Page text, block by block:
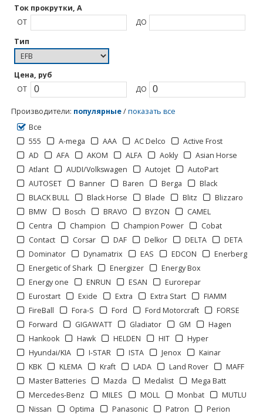
Ток прокрутки, А
ОТ
ДО
Тип
Цена, руб
ОТ
ДО
Производители: популярные/показать все
Все
555
A-mega AAA AC Delco
Active Frost
AD
AFA AKOM ALFA Aokly
Asian Horse
Atlant
AUDI/Volkswagen Autojet
AutoPart
AUTOSET
Banner Baren Berga
Black
BLACK BULL
Black Horse Blade Blitz
Blizzaro
BMW
Bosch BRAVO BYZON
CAMEL
Centra
Champion Champion Power
Cobat
Contact
Corsar DAF Delkor DELTA
DETA
Dominator
Dynamatrix EAS EDCON
Enerberg
Energetic of Shark
Energizer
Energy Box
Energy one
ENRUN ESAN
Eurorepar
Eurostart
Exide Extra Extra Start
FIAMM
FireBall
Fora-S Ford Ford Motorcraft
FORSE
Forward
GIGAWATT Gladiator GM
Hagen
Hankook
Hawk HELDEN HIT
Hyper
Hyundai/KIA
I-STAR ISTA Jenox
Kainar
KBK
KLEMA Kraft LADA Land Rover
MAFF
Master Batteries
Mazda Medalist
Mega Batt
Mercedes-Benz
MILES MOLL Monbat
MUTLU
Nissan
Optima Panasonic Patron
Perion
1 2 3 > >>